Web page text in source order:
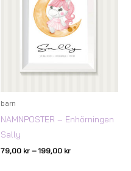
barn
NAMNPOSTER – Enhörningen
Sally
79,00 kr – 199,00 kr